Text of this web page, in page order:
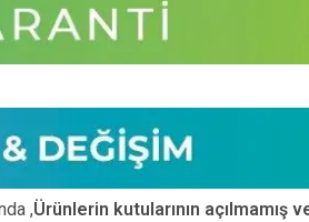
,Ürünlerin kutularının açılmamış